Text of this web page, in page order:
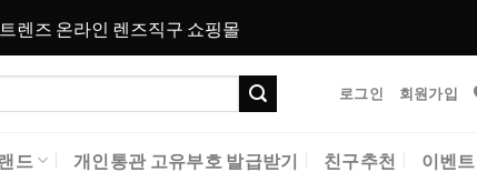
렌즈 온라인 렌즈직구 쇼핑몰
로그인 회원가입
드 개인통관 고유부호 발급받기 친구추천 이벤트